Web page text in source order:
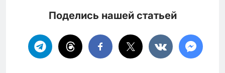
Поделись нашей статьей